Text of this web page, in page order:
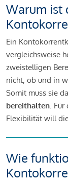
Warum ist
Ein
vergleichsweise
zweistelligen
nicht, ob und in
Somit muss sie
bereithalten .
Flexibilität will
Wie